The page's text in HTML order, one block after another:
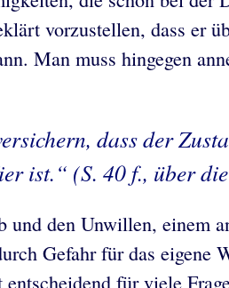
vorzustellen, dass er
Man muss hingegen
dass der
ist.“ (S. 40 f., über
den Unwillen, einem
Gefahr für das eigene
für viele